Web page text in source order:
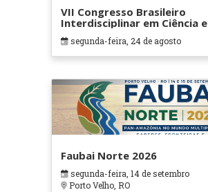
VII Congresso Brasileiro
Interdisciplinar em Ciência e
Tecnologia
segunda-feira, 24 de agosto
Faubai Norte 2026
segunda-feira, 14 de setembro
Porto Velho, RO